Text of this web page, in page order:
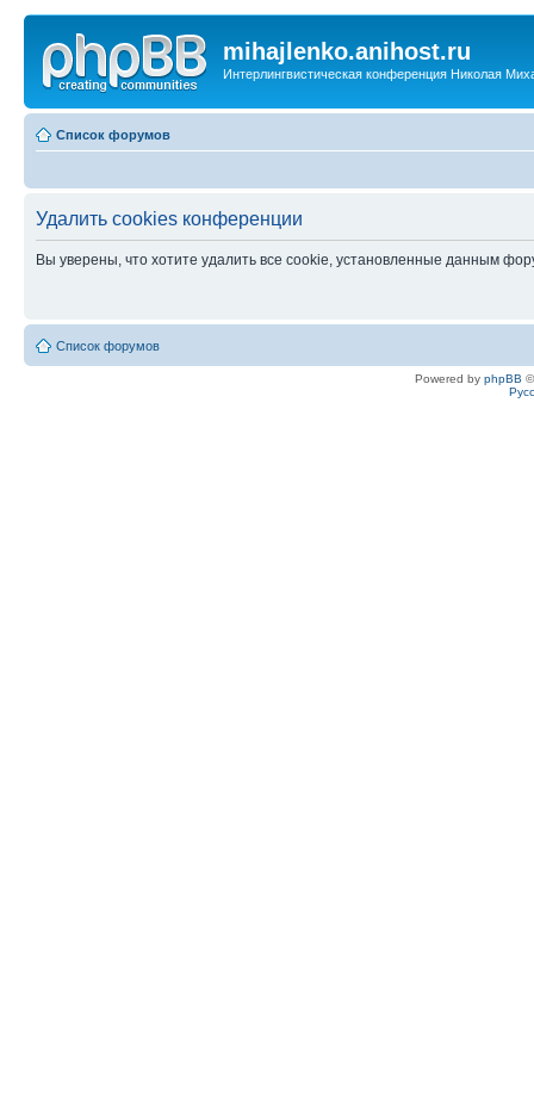
mihajlenko.anihost.ru
Интерлингвистическая конференция Николая
Список форумов
Удалить cookies конференции
Вы уверены, что хотите удалить все cookie, установленные данным
Список форумов
Powered by phpBB